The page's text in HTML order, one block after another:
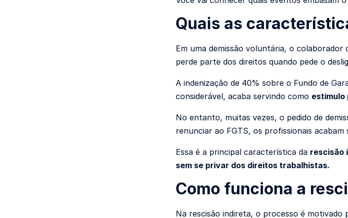
Quais as
Em uma demissão voluntária, o
perde parte dos direitos quando pede o
A indenização de 40% sobre o Fundo de
considerável, acaba servindo como estímulo
No entanto, muitas vezes, o pedido de
renunciar ao FGTS, os profissionais
Essa é a principal característica da rescisão
sem se privar dos direitos trabalhistas.
Como funciona a
Na rescisão indireta, o processo é